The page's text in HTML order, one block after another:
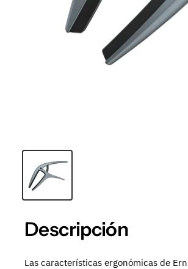
Descripción
Las características ergonómicas de